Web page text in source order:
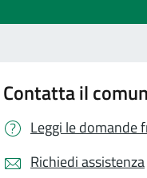
Contatta il
Leggi le domande
Richiedi assistenza